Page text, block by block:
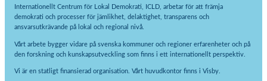
Internationellt Centrum för Lokal Demokrati, ICLD, arbetar för att främja
demokrati och processer för jämlikhet, delaktighet, transparens och
ansvarsutkrävande på lokal och regional nivå.
Vårt arbete bygger vidare på svenska kommuner och regioner erfarenheter och på
den forskning och kunskapsutveckling som finns i ett internationellt perspektiv.
Vi är en statligt finansierad organisation. Vårt huvudkontor finns i Visby.